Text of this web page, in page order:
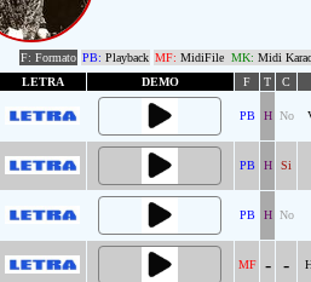
F: Formato PB: Playback MF: MidiFile MK: Midi
LETRA DEMO F T C
PB H No
PB H Si
PB H No
MF - -